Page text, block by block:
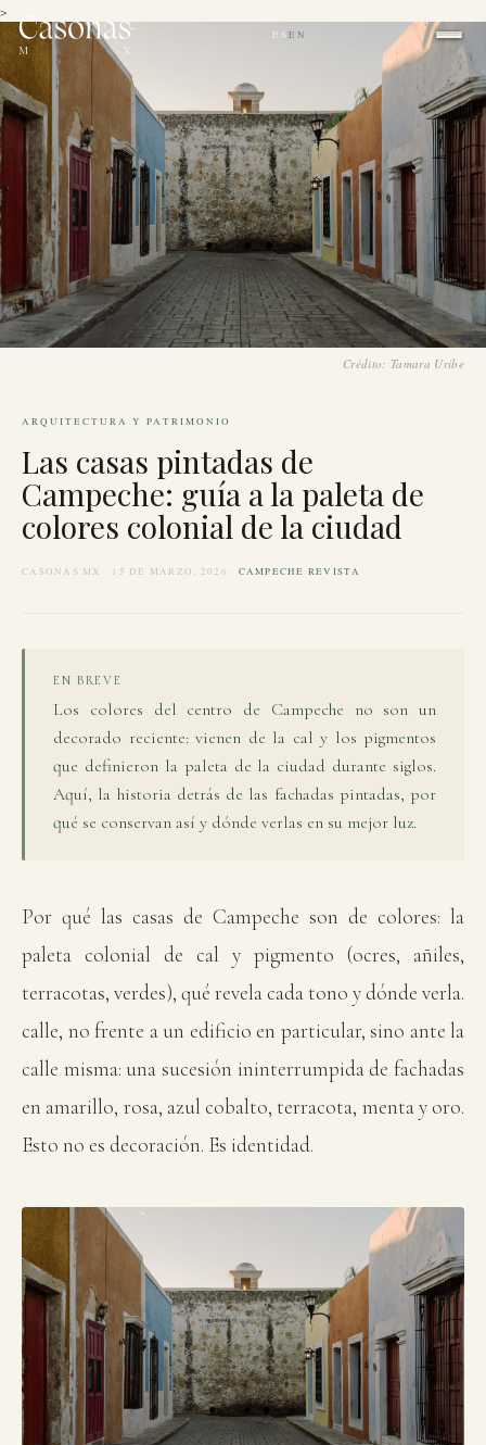
>
ES |EN
Crédito: Tamara Uribe
ARQUITECTURA Y PATRIMONIO
Las casas pintadas de
Campeche: guía a la paleta de
colores colonial de la ciudad
CASONAS MX · 15 DE MARZO, 2026 · CAMPECHE REVISTA
EN BREVE
Los colores del centro de Campeche no son un
decorado reciente: vienen de la cal y los pigmentos
que definieron la paleta de la ciudad durante siglos.
Aquí, la historia detrás de las fachadas pintadas, por
qué se conservan así y dónde verlas en su mejor luz.
Por qué las casas de Campeche son de colores: la
paleta colonial de cal y pigmento (ocres, añiles,
terracotas, verdes), qué revela cada tono y dónde verla.
calle, no frente a un edificio en particular, sino ante la
calle misma: una sucesión ininterrumpida de fachadas
en amarillo, rosa, azul cobalto, terracota, menta y oro.
Esto no es decoración. Es identidad.